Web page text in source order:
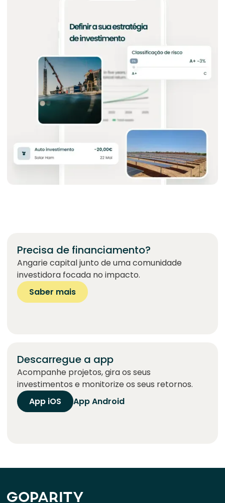
Precisa de financiamento?
Angarie capital junto de uma comunidade
investidora focada no impacto.
Saber mais
Descarregue a app
Acompanhe projetos, gira os seus
investimentos e monitorize os seus retornos.
App iOS
App Android